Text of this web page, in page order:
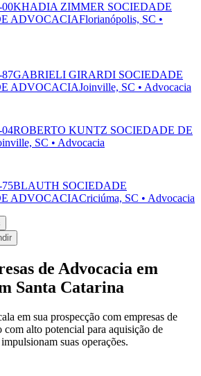
00KHADIA ZIMMER SOCIEDADE
ADVOCACIAFlorianópolis, SC •
87GABRIELI GIRARDI SOCIEDADE
ADVOCACIAJoinville, SC • Advocacia
04ROBERTO KUNTZ SOCIEDADE DE
SC • Advocacia
75BLAUTH SOCIEDADE
ADVOCACIACriciúma, SC • Advocacia
de Advocacia em
Santa Catarina
em sua prospecção com empresas de
com alto potencial para aquisição de
suas operações.